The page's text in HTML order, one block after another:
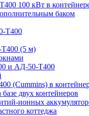
100 кВт в
баком
Т400
(5 м)
и АД-50-Т400
(Cummins) в
двух контейнеров
ионных
коттеджа